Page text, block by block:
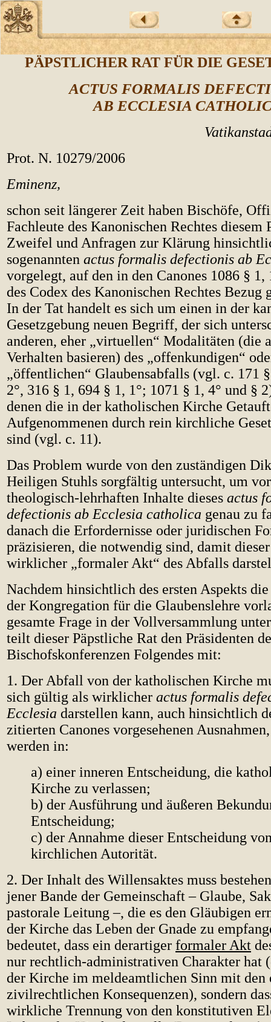
PÄPSTLICHER RAT FÜR DIE
ACTUS FORMALIS
AB ECCLESIA
Prot. N. 10279/2006
Eminenz,
schon seit längerer Zeit haben Bischöfe,
Fachleute des Kanonischen Rechtes diesem
Zweifel und Anfragen zur Klärung
sogenannten actus formalis defectionis ab
vorgelegt, auf den in den Canones 1086 § 1,
des Codex des Kanonischen Rechtes Bezug
In der Tat handelt es sich um einen in der
Gesetzgebung neuen Begriff, der sich
anderen, eher „virtuellen“ Modalitäten (die
Verhalten basieren) des „offenkundigen“
„öffentlichen“ Glaubensabfalls (vgl. c. 171
2°, 316 § 1, 694 § 1, 1°; 1071 § 1, 4° und §
denen die in der katholischen Kirche
Aufgenommenen durch rein kirchliche
sind (vgl. c. 11).
Das Problem wurde von den zuständigen
Heiligen Stuhls sorgfältig untersucht, um
theologisch-lehrhaften Inhalte dieses actus
defectionis ab Ecclesia catholica genau zu
danach die Erfordernisse oder juridischen
präzisieren, die notwendig sind, damit
wirklicher „formaler Akt“ des Abfalls
Nachdem hinsichtlich des ersten Aspekts
der Kongregation für die Glaubenslehre
gesamte Frage in der Vollversammlung
teilt dieser Päpstliche Rat den Präsidenten
Bischofskonferenzen Folgendes mit:
1. Der Abfall von der katholischen Kirche
sich gültig als wirklicher actus formalis
Ecclesia darstellen kann, auch hinsichtlich
zitierten Canones vorgesehenen
werden in:
a) einer inneren Entscheidung, die
Kirche zu verlassen;
b) der Ausführung und äußeren
Entscheidung;
c) der Annahme dieser Entscheidung
kirchlichen Autorität.
2. Der Inhalt des Willensaktes muss
jener Bande der Gemeinschaft – Glaube,
pastorale Leitung –, die es den Gläubigen
der Kirche das Leben der Gnade zu
bedeutet, dass ein derartiger formaler Akt
nur rechtlich-administrativen Charakter hat
der Kirche im meldeamtlichen Sinn mit den
zivilrechtlichen Konsequenzen), sondern
wirkliche Trennung von den konstitutiven